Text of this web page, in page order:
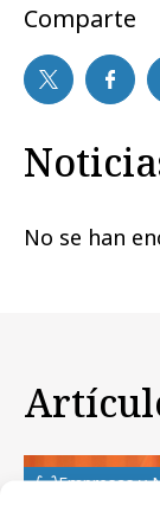
Comparte
No se han
Empresas y